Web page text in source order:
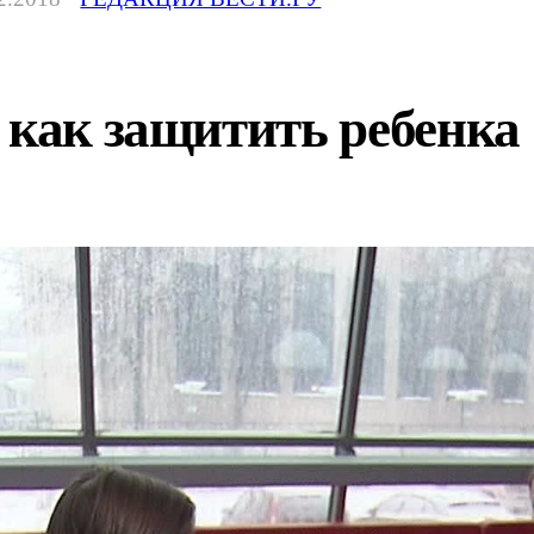
защитить ребенка